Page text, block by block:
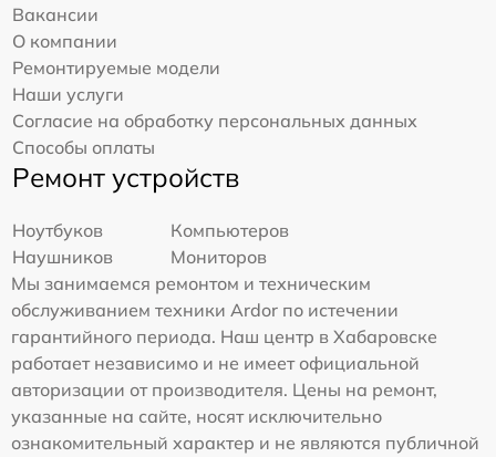
Вакансии
О компании
Ремонтируемые модели
Наши услуги
Согласие на обработку персональных данных
Способы оплаты
Ремонт устройств
Ноутбуков
Компьютеров
Наушников
Мониторов
Мы занимаемся ремонтом и техническим
обслуживанием техники Ardor по истечении
гарантийного периода. Наш центр в Хабаровске
работает независимо и не имеет официальной
авторизации от производителя. Цены на ремонт,
указанные на сайте, носят исключительно
ознакомительный характер и не являются публичной